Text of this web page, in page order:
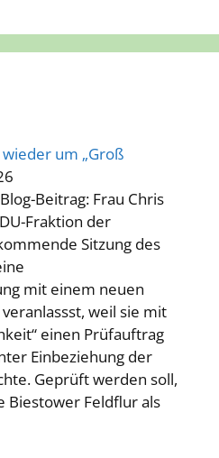
um „Groß
Beitrag: Frau Chris
Fraktion der
Sitzung des
mit einem neuen
weil sie mit
einen Prüfauftrag
Einbeziehung der
Geprüft werden soll,
Biestower Feldflur als